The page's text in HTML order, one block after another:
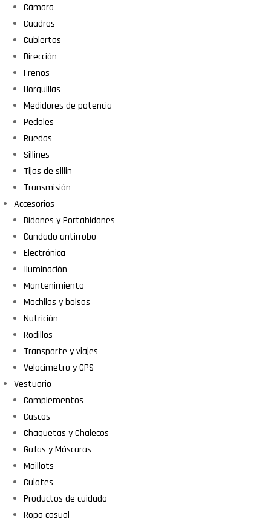
Cámara
Cuadros
Cubiertas
Dirección
Frenos
Horquillas
Medidores de potencia
Pedales
Ruedas
Sillines
Tijas de sillin
Transmisión
Accesorios
Bidones y Portabidones
Candado antirrobo
Electrónica
Iluminación
Mantenimiento
Mochilas y bolsas
Nutrición
Rodillos
Transporte y viajes
Velocímetro y GPS
Vestuario
Complementos
Cascos
Chaquetas y Chalecos
Gafas y Máscaras
Maillots
Culotes
Productos de cuidado
Ropa casual